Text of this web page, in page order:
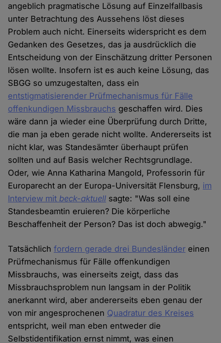
angeblich pragmatische Lösung auf Einzelfallbasis
unter Betrachtung des Aussehens löst dieses
Problem auch nicht. Einerseits widerspricht es dem
Gedanken des Gesetzes, das ja ausdrücklich die
Entscheidung von der Einschätzung dritter Personen
lösen wollte. Insofern ist es auch keine Lösung, das
SBGG so umzugestalten, dass ein
entstigmatisierender Prüfmechanismus für Fälle
offenkundigen Missbrauchs geschaffen wird. Dies
wäre dann ja wieder eine Überprüfung durch Dritte,
die man ja eben gerade nicht wollte. Andererseits ist
nicht klar, was Standesämter überhaupt prüfen
sollten und auf Basis welcher Rechtsgrundlage.
Oder, wie Anna Katharina Mangold, Professorin für
Europarecht an der Europa-Universität Flensburg, im
Interview mit beck-aktuell sagte: "Was soll eine
Standesbeamtin eruieren? Die körperliche
Beschaffenheit der Person? Das ist doch abwegig."
Tatsächlichfordern gerade drei Bundesländer einen
Prüfmechanismus für Fälle offenkundigen
Missbrauchs, was einerseits zeigt, dass das
Missbrauchsproblem nun langsam in der Politik
anerkannt wird, aber andererseits eben genau der
von mir angesprochenen Quadratur des Kreises
entspricht, weil man eben entweder die
Selbstidentifikation ernst nimmt, was einen